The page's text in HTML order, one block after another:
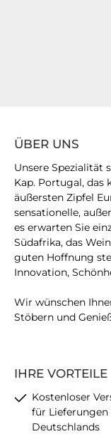
IHRE VORTEILE
Kostenloser
für
Deutschlands
ÜBER UNS
Unsere Spezialität
Kap. Portugal, das
äußersten Zipfel
sensationelle,
es erwarten Sie
Südafrika, das
guten Hoffnung
Innovation,
Wir wünschen
Stöbern und